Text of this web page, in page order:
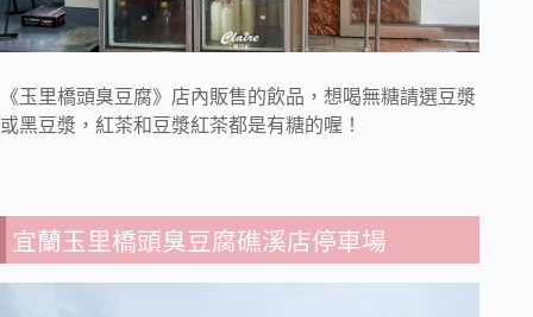
《玉里橋頭臭豆腐》店內販售的飲品，想喝無糖請選豆漿
或黑豆漿，紅茶和豆漿紅茶都是有糖的喔！
宜蘭玉里橋頭臭豆腐礁溪店停車場